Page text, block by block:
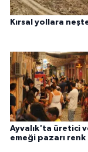
Kırsal yollara
Ayvalık'ta üretici
emeği pazarı renk